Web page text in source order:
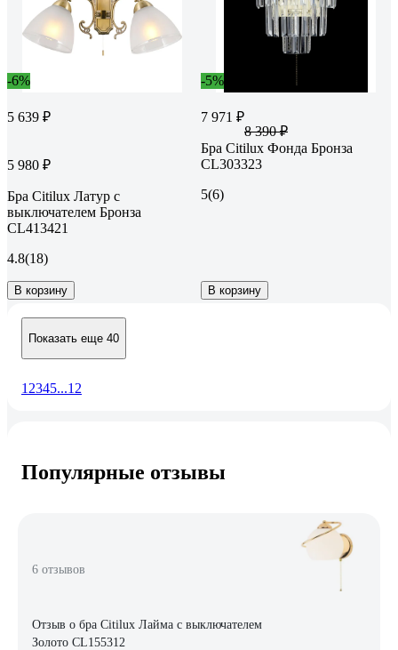
-6%
5 639 ₽
5 980 ₽
Бра Citilux Латур с
выключателем Бронза
CL413421
4.8(18)
В корзину
-5%
7 971 ₽
8 390 ₽
Бра Citilux Фонда Бронза
CL303323
5(6)
В корзину
Показать еще 40
1 2345...12
Популярные отзывы
6 отзывов
Отзыв о бра Citilux Лайма с выключателем
Золото CL155312